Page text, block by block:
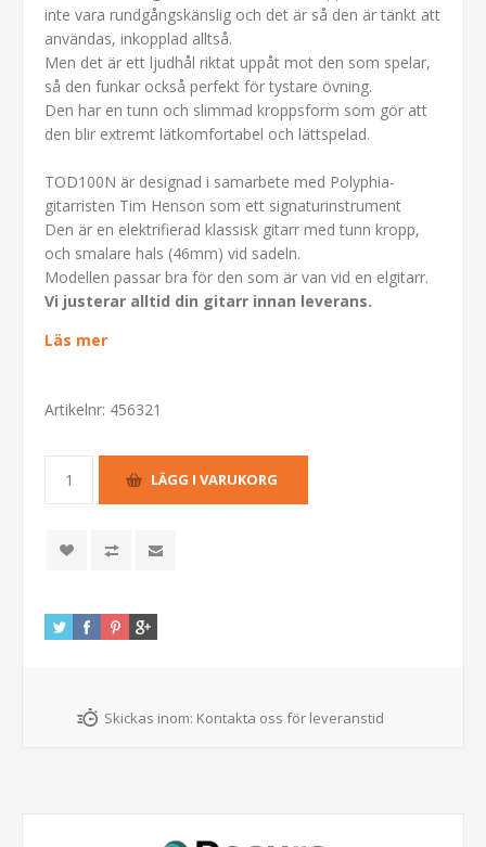
inte vara rundgångskänslig och det är så den är tänkt att
användas, inkopplad alltså.
Men det är ett ljudhål riktat uppåt mot den som spelar,
så den funkar också perfekt för tystare övning.
Den har en tunn och slimmad kroppsform som gör att
den blir extremt lätkomfortabel och lättspelad.
TOD100N är designad i samarbete med Polyphia-
gitarristen Tim Henson som ett signaturinstrument
Den är en elektrifierad klassisk gitarr med tunn kropp,
och smalare hals (46mm) vid sadeln.
Modellen passar bra för den som är van vid en elgitarr.
Vi justerar alltid din gitarr innan leverans.
Läs mer
Artikelnr: 456321
Skickas inom: Kontakta oss för leveranstid